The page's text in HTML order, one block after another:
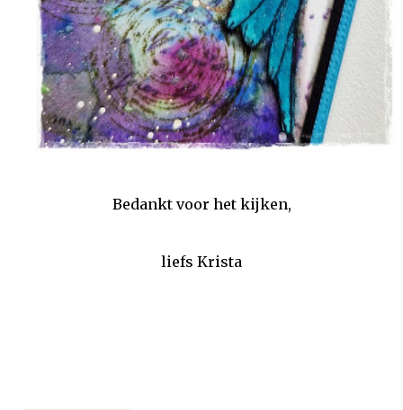
Bedankt voor het kijken,
liefs Krista